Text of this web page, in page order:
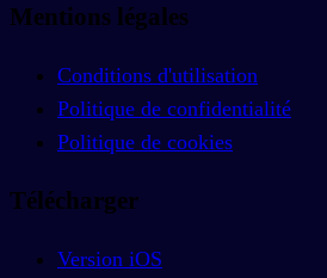
Mentions légales
Conditions d'utilisation
Politique de confidentialité
Politique de cookies
Télécharger
Version iOS